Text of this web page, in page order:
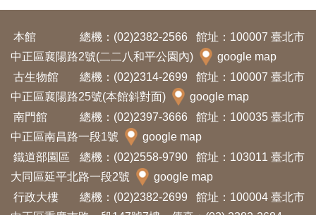
教
育
活
動
出
版
文
本館 總機：(02)2382-2566
館址：100007 臺北市
中正區襄陽路2號(二二八和平公園內)
google map
古生物館
總機：(02)2314-2699
館址：100007 臺北市
中正區襄陽路25號(本館斜對面)
google map
南門館
總機：(02)2397-3666
館址：100035 臺北市
中正區南昌路一段1號
google map
鐵道部園區
總機：(02)2558-9790
館址：103011 臺北市
大同區延平北路一段2號
google map
行政大樓
總機：(02)2382-2699
館址：100004 臺北市